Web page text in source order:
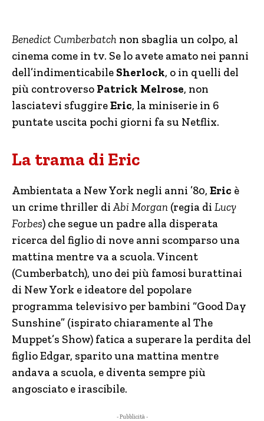
Benedict Cumberbatch non sbaglia un colpo, al
cinema come in tv. Se lo avete amato nei panni
dell’indimenticabile Sherlock, o in quelli del
più controverso Patrick Melrose, non
lasciatevi sfuggireEric, la miniserie in 6
puntate uscita pochi giorni fa su Netflix.
La trama di Eric
Ambientata a New York negli anni ’80, Eric è
un crime thriller diAbi Morgan (regia di Lucy
Forbes) che segue un padre alla disperata
ricerca del figlio di nove anni scomparso una
mattina mentre va a scuola. Vincent
(Cumberbatch), uno dei più famosi burattinai
di New York e ideatore del popolare
programma televisivo per bambini “Good Day
Sunshine” (ispirato chiaramente al The
Muppet’s Show) fatica a superare la perdita del
figlio Edgar, sparito una mattina mentre
andava a scuola, e diventa sempre più
angosciato e irascibile.
- Pubblicità -